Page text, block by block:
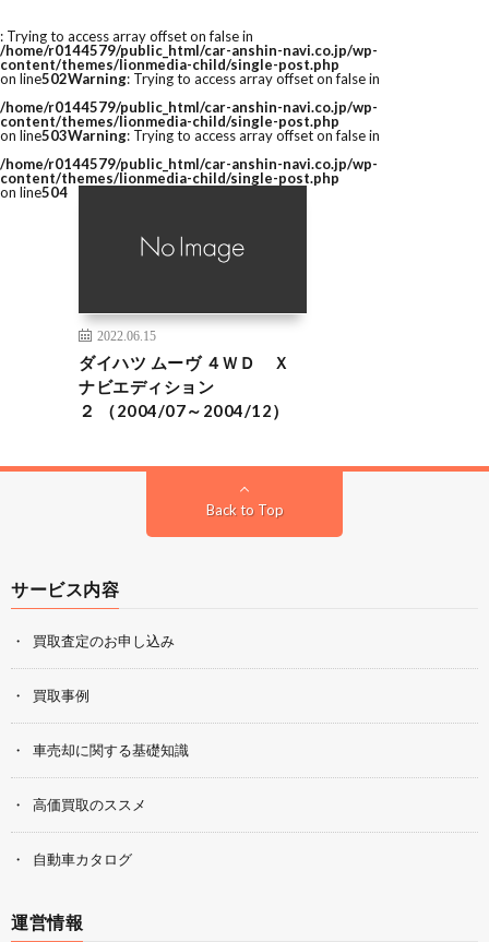
: Trying to access array offset on false in
/home/r0144579/public_html/car-anshin-navi.co.jp/wp-
content/themes/lionmedia-child/single-post.php
on line502Warning: Trying to access array offset on false in
/home/r0144579/public_html/car-anshin-navi.co.jp/wp-
content/themes/lionmedia-child/single-post.php
on line503Warning: Trying to access array offset on false in
/home/r0144579/public_html/car-anshin-navi.co.jp/wp-
content/themes/lionmedia-child/single-post.php
on line504
2022.06.15
ダイハツ ムーヴ ４ＷＤ Ｘ
ナビエディション
２ （2004/07～2004/12）
Back to Top
サービス内容
買取査定のお申し込み
買取事例
車売却に関する基礎知識
高価買取のススメ
自動車カタログ
運営情報